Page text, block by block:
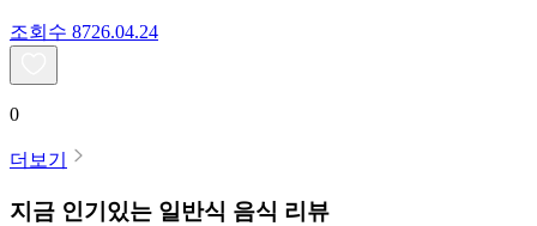
조회수 8726.04.24
0
더보기
지금 인기있는 일반식 음식 리뷰